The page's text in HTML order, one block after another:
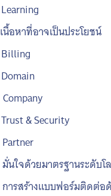
Learning
เนื้อหาที่อาจเป็นประโยชน์
Billing
Domain
Company
Trust & Security
Partner
มั่นใจด้วยมาตรฐานระดับโ
การสร้างแบบฟอร์มติดต่อ